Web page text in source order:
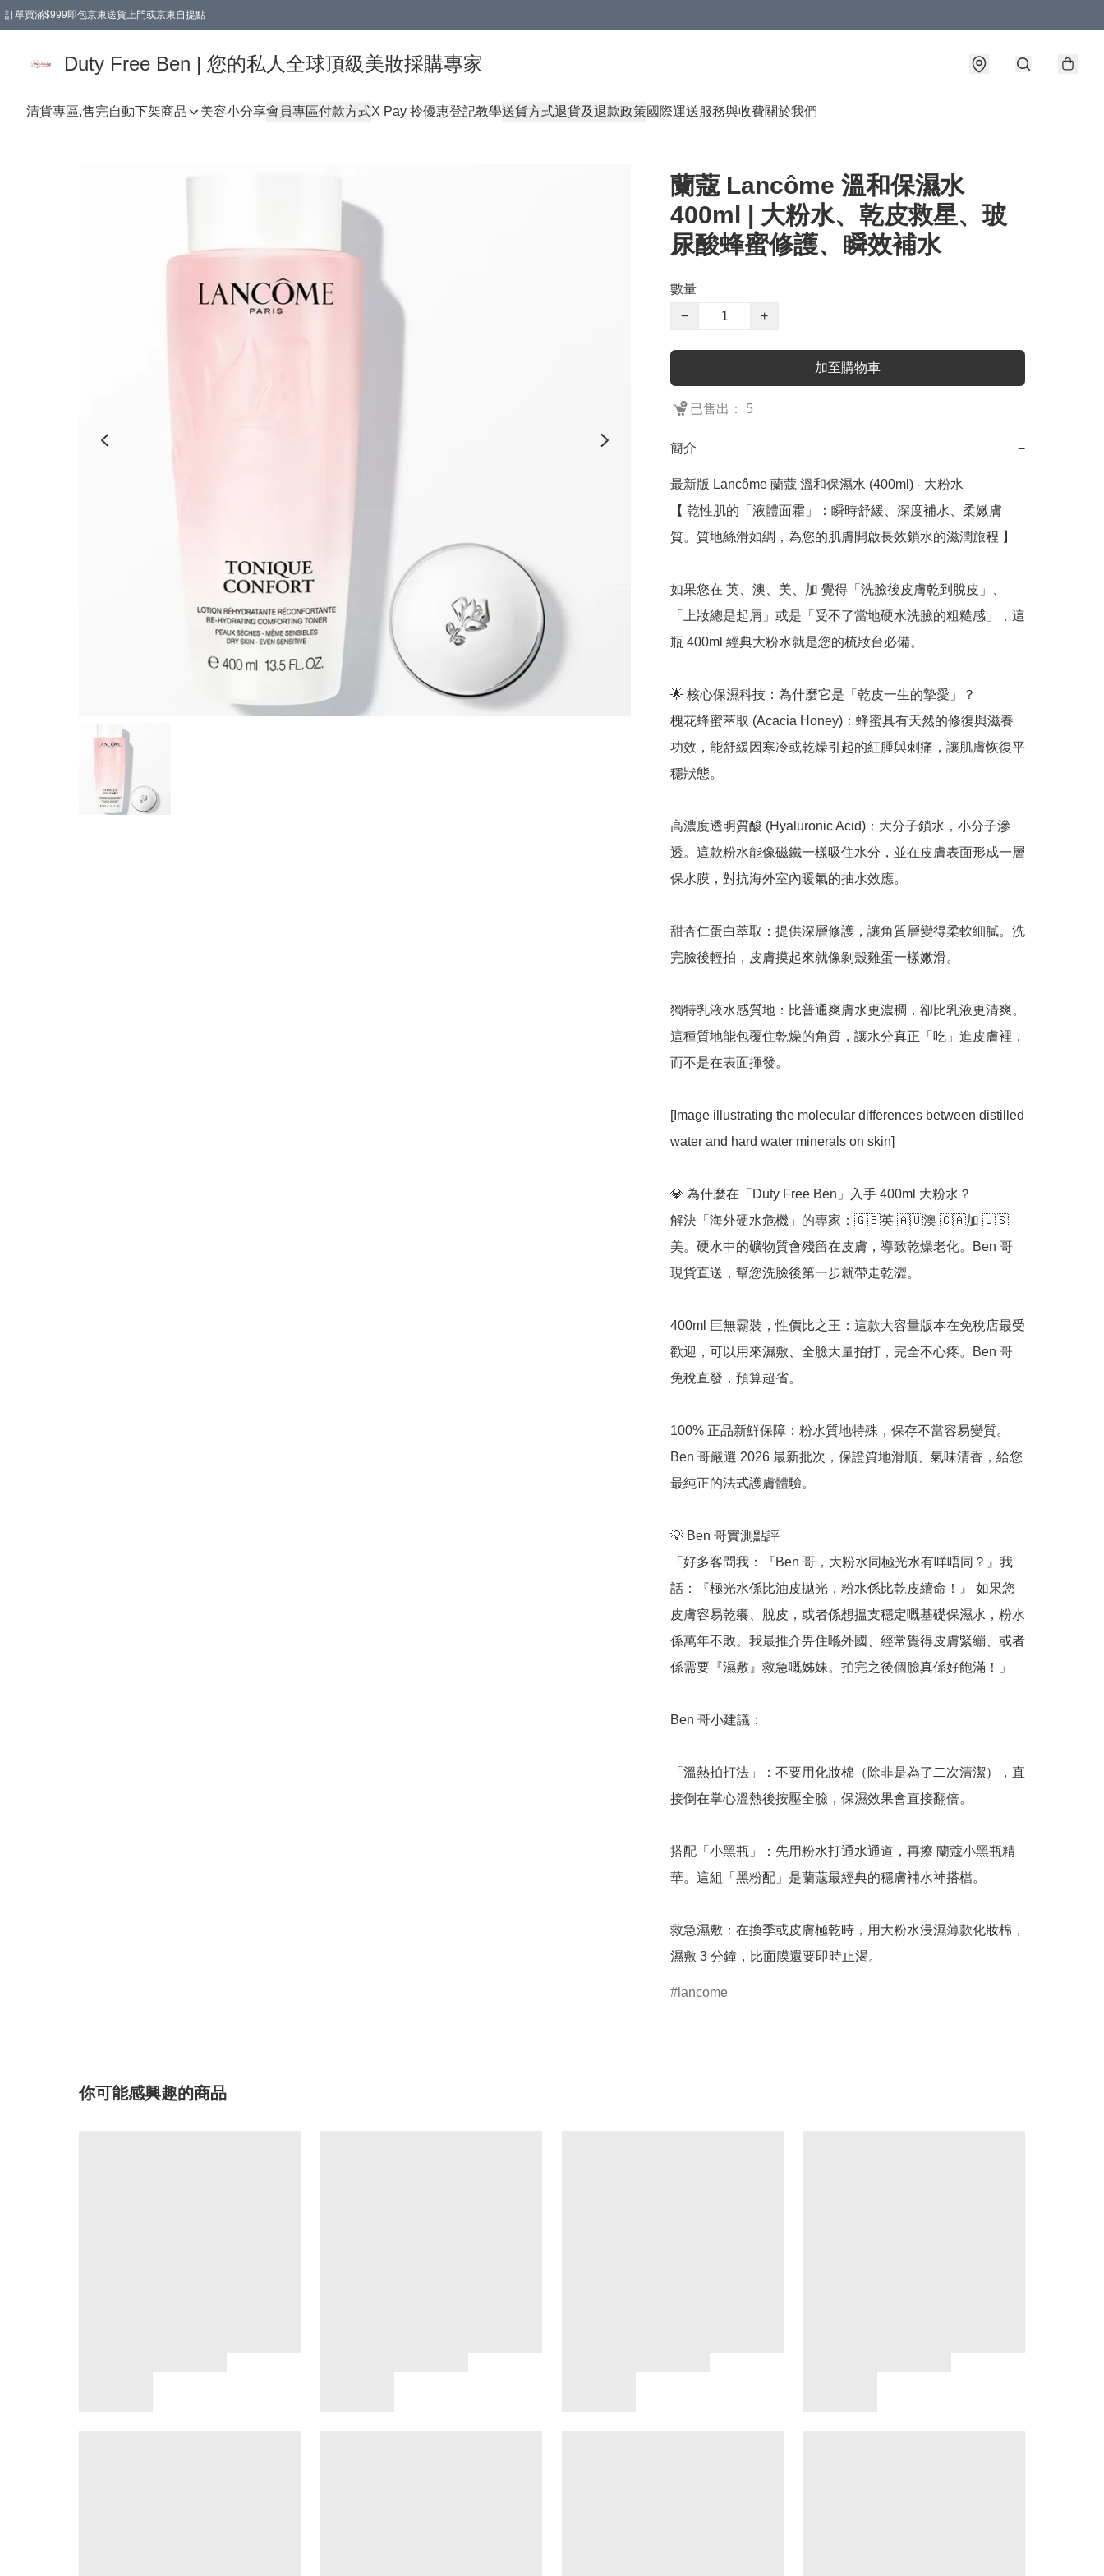
訂單買滿$999即包京東送貨上門或京東自提點
Duty Free Ben | 您的私人全球頂級美妝採購專家
清貨專區,售完自動下架商品 美容小分享會員專區付款方式X Pay 拎優惠登記教學送貨方式退貨及退款政策國際運送服務與收費關於我們
蘭蔻 Lancôme 溫和保濕水
400ml | 大粉水、乾皮救星、玻
尿酸蜂蜜修護、瞬效補水
數量
−
+
加至購物車
已售出： 5
簡介 −
最新版 Lancôme 蘭蔻 溫和保濕水 (400ml) - 大粉水
【 乾性肌的「液體面霜」：瞬時舒緩、深度補水、柔嫩膚
質。質地絲滑如綢，為您的肌膚開啟長效鎖水的滋潤旅程 】
如果您在 英、澳、美、加 覺得「洗臉後皮膚乾到脫皮」、
「上妝總是起屑」或是「受不了當地硬水洗臉的粗糙感」，這
瓶 400ml 經典大粉水就是您的梳妝台必備。
🌟 核心保濕科技：為什麼它是「乾皮一生的摯愛」？
槐花蜂蜜萃取 (Acacia Honey)：蜂蜜具有天然的修復與滋養
功效，能舒緩因寒冷或乾燥引起的紅腫與刺痛，讓肌膚恢復平
穩狀態。
高濃度透明質酸 (Hyaluronic Acid)：大分子鎖水，小分子滲
透。這款粉水能像磁鐵一樣吸住水分，並在皮膚表面形成一層
保水膜，對抗海外室內暖氣的抽水效應。
甜杏仁蛋白萃取：提供深層修護，讓角質層變得柔軟細膩。洗
完臉後輕拍，皮膚摸起來就像剝殼雞蛋一樣嫩滑。
獨特乳液水感質地：比普通爽膚水更濃稠，卻比乳液更清爽。
這種質地能包覆住乾燥的角質，讓水分真正「吃」進皮膚裡，
而不是在表面揮發。
[Image illustrating the molecular differences between distilled
water and hard water minerals on skin]
💎 為什麼在「Duty Free Ben」入手 400ml 大粉水？
解決「海外硬水危機」的專家：🇬🇧英 🇦🇺澳 🇨🇦加 🇺🇸
美。硬水中的礦物質會殘留在皮膚，導致乾燥老化。Ben 哥
現貨直送，幫您洗臉後第一步就帶走乾澀。
400ml 巨無霸裝，性價比之王：這款大容量版本在免稅店最受
歡迎，可以用來濕敷、全臉大量拍打，完全不心疼。Ben 哥
免稅直發，預算超省。
100% 正品新鮮保障：粉水質地特殊，保存不當容易變質。
Ben 哥嚴選 2026 最新批次，保證質地滑順、氣味清香，給您
最純正的法式護膚體驗。
💡 Ben 哥實測點評
「好多客問我：『Ben 哥，大粉水同極光水有咩唔同？』我
話：『極光水係比油皮拋光，粉水係比乾皮續命！』 如果您
皮膚容易乾癢、脫皮，或者係想搵支穩定嘅基礎保濕水，粉水
係萬年不敗。我最推介畀住喺外國、經常覺得皮膚緊繃、或者
係需要『濕敷』救急嘅姊妹。拍完之後個臉真係好飽滿！」
Ben 哥小建議：
「溫熱拍打法」：不要用化妝棉（除非是為了二次清潔），直
接倒在掌心溫熱後按壓全臉，保濕效果會直接翻倍。
搭配「小黑瓶」：先用粉水打通水通道，再擦 蘭蔻小黑瓶精
華。這組「黑粉配」是蘭蔻最經典的穩膚補水神搭檔。
救急濕敷：在換季或皮膚極乾時，用大粉水浸濕薄款化妝棉，
濕敷 3 分鐘，比面膜還要即時止渴。
lancome
你可能感興趣的商品